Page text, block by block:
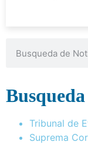
Tribunal de
Suprema